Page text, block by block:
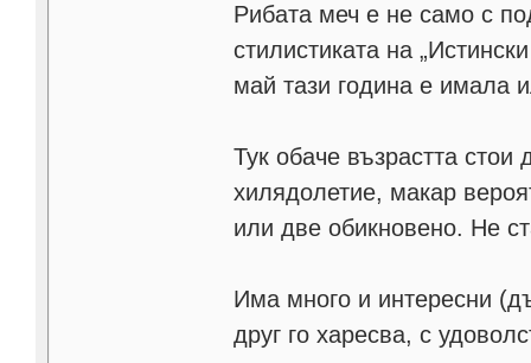
Рибата меч е не само с
стилистиката на
май тази година е имала
Тук обаче възрастта
хилядолетие, макар
или две обикновено. Не
Има много и интересни
друг го харесва, с